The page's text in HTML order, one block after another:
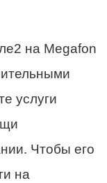
на Megafon
услуги
Чтобы его
на